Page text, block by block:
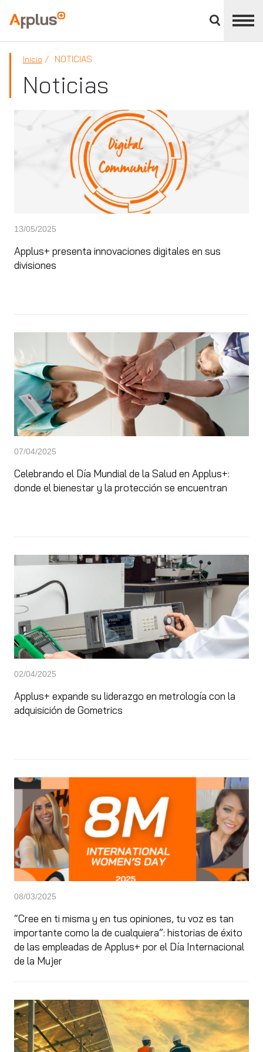
panel
Applus+
Inicio NOTICIAS
Noticias
13/05/2025
Applus+ presenta innovaciones digitales en sus
divisiones
07/04/2025
Celebrando el Día Mundial de la Salud en Applus+:
donde el bienestar y la protección se encuentran
02/04/2025
Applus+ expande su liderazgo en metrología con la
adquisición de Gometrics
08/03/2025
“Cree en ti misma y en tus opiniones, tu voz es tan
importante como la de cualquiera”: historias de éxito
de las empleadas de Applus+ por el Día Internacional
de la Mujer